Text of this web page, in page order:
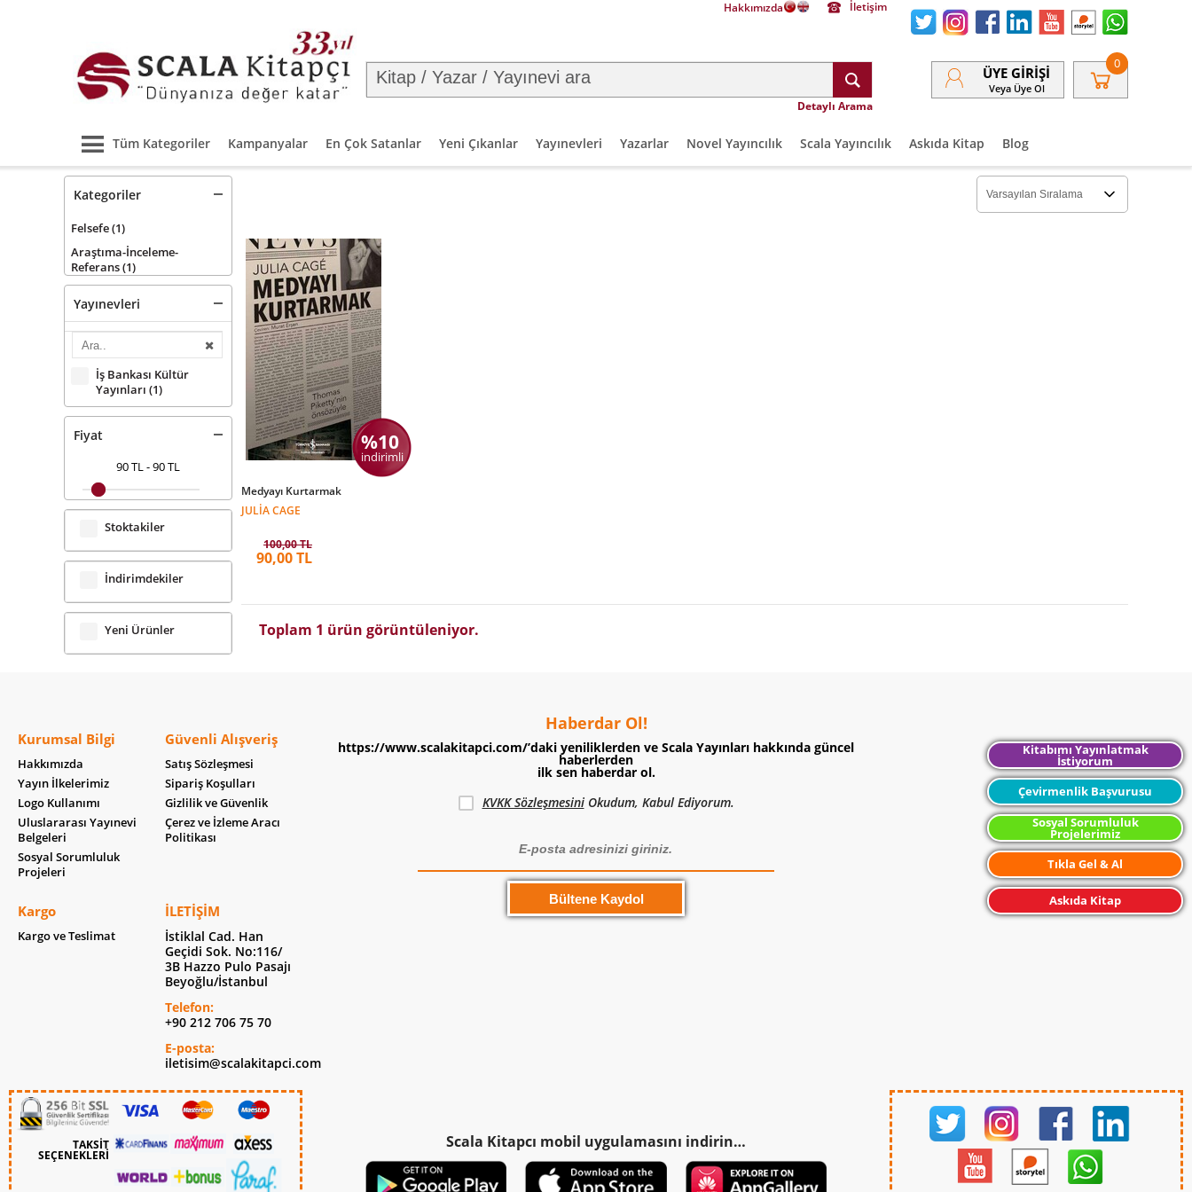
Hakkımızda İletişim
Detaylı Arama
ÜYE GIRIŞI
Veya Üye Ol
0
Tüm Kategoriler Kampanyalar En Çok Satanlar Yeni Çıkanlar Yayınevleri Yazarlar Novel Yayıncılık Scala Yayıncılık Askıda Kitap Blog
Kategoriler
Felsefe(1)
Araştıma-İnceleme-
Referans(1)
Yayınevleri
İş Bankası Kültür
Yayınları (1)
Fiyat
90 TL-90 TL
Stoktakiler
İndirimdekiler
Yeni Ürünler
%10
indirimli
Medyayı Kurtarmak
JULIA CAGE
100,00 TL
90,00 TL
Toplam 1 ürün görüntüleniyor.
Kurumsal Bilgi
Hakkımızda
Yayın İlkelerimiz
Logo Kullanımı
Uluslararası Yayınevi
Belgeleri
Sosyal Sorumluluk
Projeleri
Güvenli Alışveriş
Satış Sözleşmesi
Sipariş Koşulları
Gizlilik ve Güvenlik
Çerez ve İzleme Aracı
Politikası
Kargo
Kargo ve Teslimat
İLETIŞIM
İstiklal Cad. Han
Geçidi Sok. No:116/
3B Hazzo Pulo Pasajı
Beyoğlu/İstanbul
Telefon:
+90 212 706 75 70
E-posta:
iletisim@scalakitapci.com
TAKSİT
SEÇENEKLERİ
Haberdar Ol!
https://www.scalakitapci.com/’daki yeniliklerden ve Scala Yayınları hakkında güncel
haberlerden
ilk sen haberdar ol.
KVKK SözleşmesiniOkudum, Kabul Ediyorum.
Scala Kitapcı mobil uygulamasını indirin…
Kitabımı Yayınlatmak
İstiyorum
Çevirmenlik Başvurusu
Sosyal Sorumluluk
Projelerimiz
Tıkla Gel & Al
Askıda Kitap